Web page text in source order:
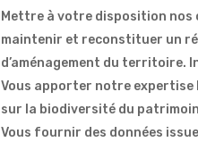
Mettre à votre disposition nos
maintenir et reconstituer un
d’aménagement du territoire.
Vous apporter notre expertise
sur la biodiversité du
Vous fournir des données